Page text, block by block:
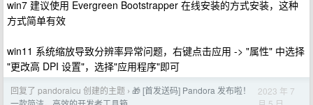
win7 建议使用 Evergreen Bootstrapper 在线安装的方式安装，这种
方式简单有效
win11 系统缩放导致分辨率异常问题，右键点击应用 -> "属性" 中选择
"更改高 DPI 设置"，选择"应用程序"即可
回复了 pandoraicu 创建的主题 › 🎁 [首发送码] Pandora 发布啦！
2023 年 7